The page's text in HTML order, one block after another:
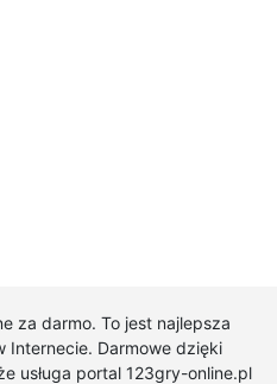
za darmo. To jest najlepsza
Internecie. Darmowe dzięki
usługa portal 123gry-online.pl